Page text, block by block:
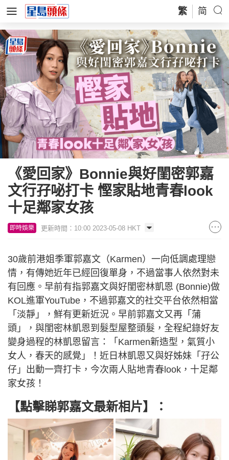
繁 简
《愛回家》Bonnie與好閨密郭嘉
文行孖咇打卡 慳家貼地青春look
十足鄰家女孩
即時娛樂 更新時間：10:00 2023-05-08 HKT
30歲前港姐季軍郭嘉文（Karmen）一向低調處理戀
情，有傳她近年已經回復單身，不過當事人依然對未
有回應。早前有指郭嘉文與好閨密林凱恩 (Bonnie)做
KOL進軍YouTube，不過郭嘉文的社交平台依然相當
「淡靜」，鮮有更新近況。早前郭嘉文又再「蒲
頭」，與閨密林凱恩到髮型屋整頭髮，全程紀錄好友
變身過程的林凱恩留言：「Karmen新造型，氣質小
女人，春天的感覺」！近日林凱恩又與好姊妹「孖公
仔」出動一齊打卡，今次兩人貼地青春look，十足鄰
家女孩！
【點擊睇郭嘉文最新相片】：